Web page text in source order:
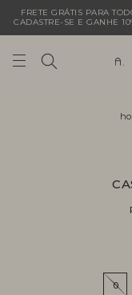
FRETE GRÁTIS PARA
CADASTRE-SE E GANHE
0